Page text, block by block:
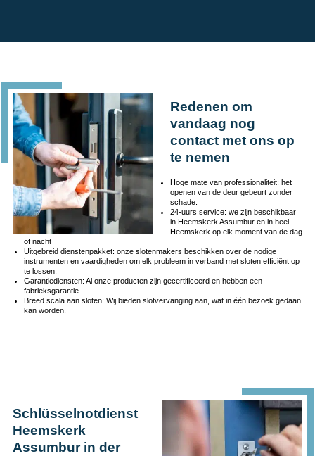
Redenen om
vandaag nog
contact met ons op
te nemen
Hoge mate van professionaliteit: het
openen van de deur gebeurt zonder
schade.
24-uurs service: we zijn beschikbaar
in Heemskerk Assumbur en in heel
Heemskerk op elk moment van de dag
of nacht
Uitgebreid dienstenpakket: onze slotenmakers beschikken over de nodige
instrumenten en vaardigheden om elk probleem in verband met sloten efficiënt op
te lossen.
Garantiediensten: Al onze producten zijn gecertificeerd en hebben een
fabrieksgarantie.
Breed scala aan sloten: Wij bieden slotvervanging aan, wat in één bezoek gedaan
kan worden.
Schlüsselnotdienst
Heemskerk
Assumbur in der